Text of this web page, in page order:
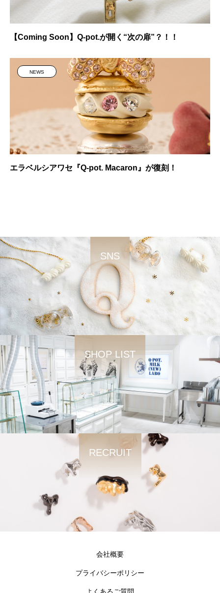
【Coming Soon】Q-pot.が開く“次の扉”？！！
NEWS
エラベルシアワセ『Q-pot. Macaron』が復刻！
SNS
SHOP LIST
RECRUIT
会社概要
プライバシーポリシー
よくあるご質問